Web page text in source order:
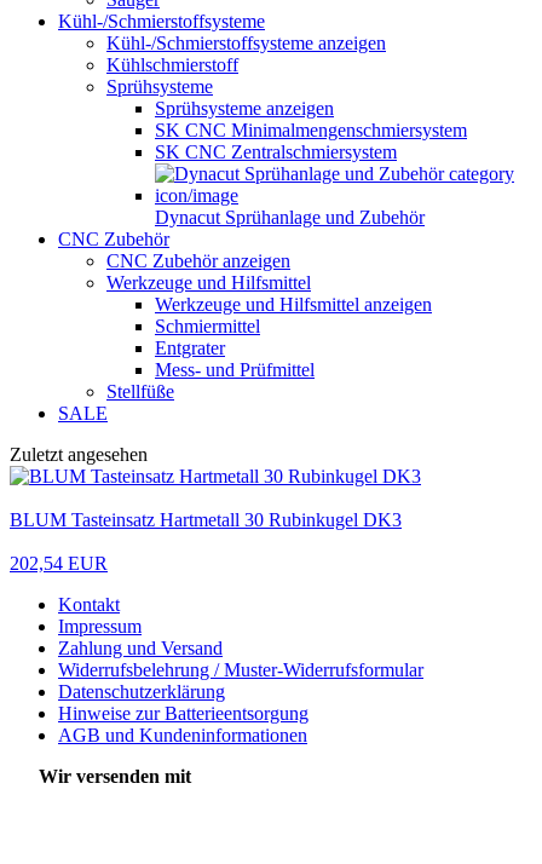
Kühl-/Schmierstoffsysteme
Kühl-/Schmierstoffsysteme anzeigen
Kühlschmierstoff
Sprühsysteme
Sprühsysteme anzeigen
SK CNC Minimalmengenschmiersystem
SK CNC Zentralschmiersystem
Dynacut Sprühanlage und Zubehör
CNC Zubehör
CNC Zubehör anzeigen
Werkzeuge und Hilfsmittel
Werkzeuge und Hilfsmittel anzeigen
Schmiermittel
Entgrater
Mess- und Prüfmittel
Stellfüße
SALE
Zuletzt angesehen
BLUM Tasteinsatz Hartmetall 30 Rubinkugel DK3
202,54 EUR
Kontakt
Impressum
Zahlung und Versand
Widerrufsbelehrung / Muster-Widerrufsformular
Datenschutzerklärung
Hinweise zur Batterieentsorgung
AGB und Kundeninformationen
Wir versenden mit